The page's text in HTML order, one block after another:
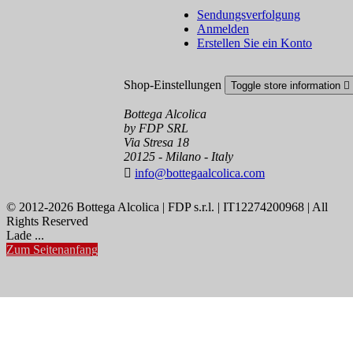
Sendungsverfolgung
Anmelden
Erstellen Sie ein Konto
Shop-Einstellungen Toggle store information 
Bottega Alcolica
by FDP SRL
Via Stresa 18
20125 - Milano - Italy
 info@bottegaalcolica.com
© 2012-2026 Bottega Alcolica | FDP s.r.l. | IT12274200968 | All
Rights Reserved
Lade ...
Zum Seitenanfang